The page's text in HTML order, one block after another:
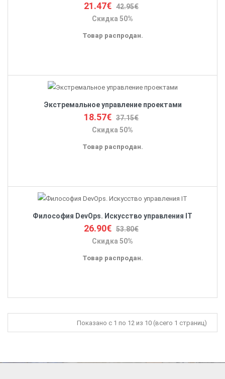
21.47€ 42.95€
Скидка 50%
Товар распродан.
Экстремальное управление проектами
18.57€ 37.15€
Скидка 50%
Товар распродан.
Философия DevOps. Искусство управления IT
26.90€ 53.80€
Скидка 50%
Товар распродан.
Показано с 1 по 12 из 10 (всего 1 страниц)